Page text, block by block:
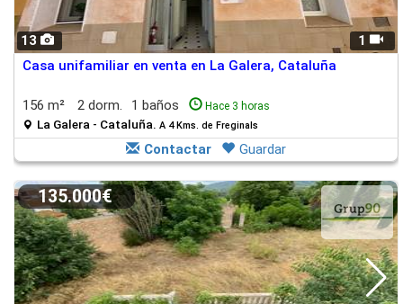
13 1
Casa unifamiliar en venta en La Galera, Cataluña
156 m² 2 dorm. 1 baños Hace 3 horas
La Galera - Cataluña. A 4 Kms. de Freginals
Contactar Guardar
135.000€